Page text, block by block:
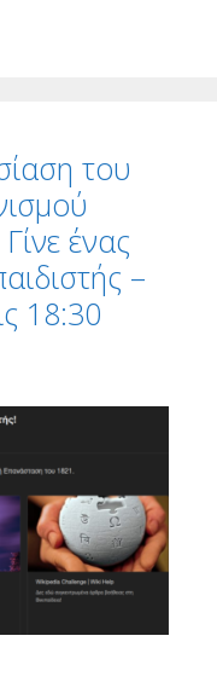
του
ένας
–
18:30